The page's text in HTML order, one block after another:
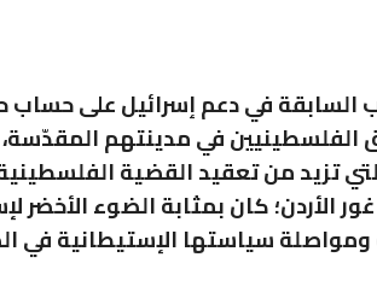
السابقة في دعم إسرائيل على
في مدينتهم المقدّسة،
تزيد من تعقيد القضية
الأردن؛ كان بمثابة الضوء الأخضر
ومواصلة سياستها الإستيطانية في